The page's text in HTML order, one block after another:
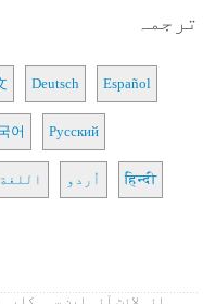
ترجمہ
Deutsch Español
어 Русский
اُردو हिन्दी